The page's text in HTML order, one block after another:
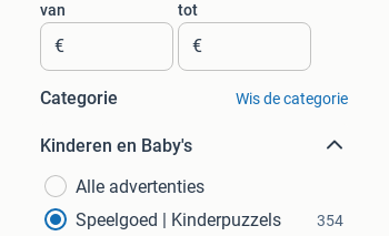
van
€
tot
€
Categorie Wis de categorie
Kinderen en Baby's
Alle advertenties
Speelgoed | Kinderpuzzels
354